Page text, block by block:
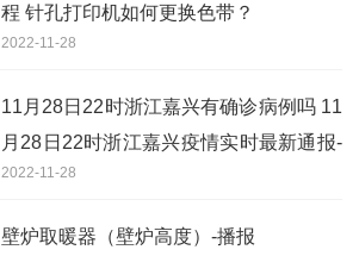
程 针孔打印机如何更换色带？
2022-11-28
11月28日22时浙江嘉兴有确诊病例吗 11
月28日22时浙江嘉兴疫情实时最新通报-
天天热讯
2022-11-28
壁炉取暖器（壁炉高度）-播报